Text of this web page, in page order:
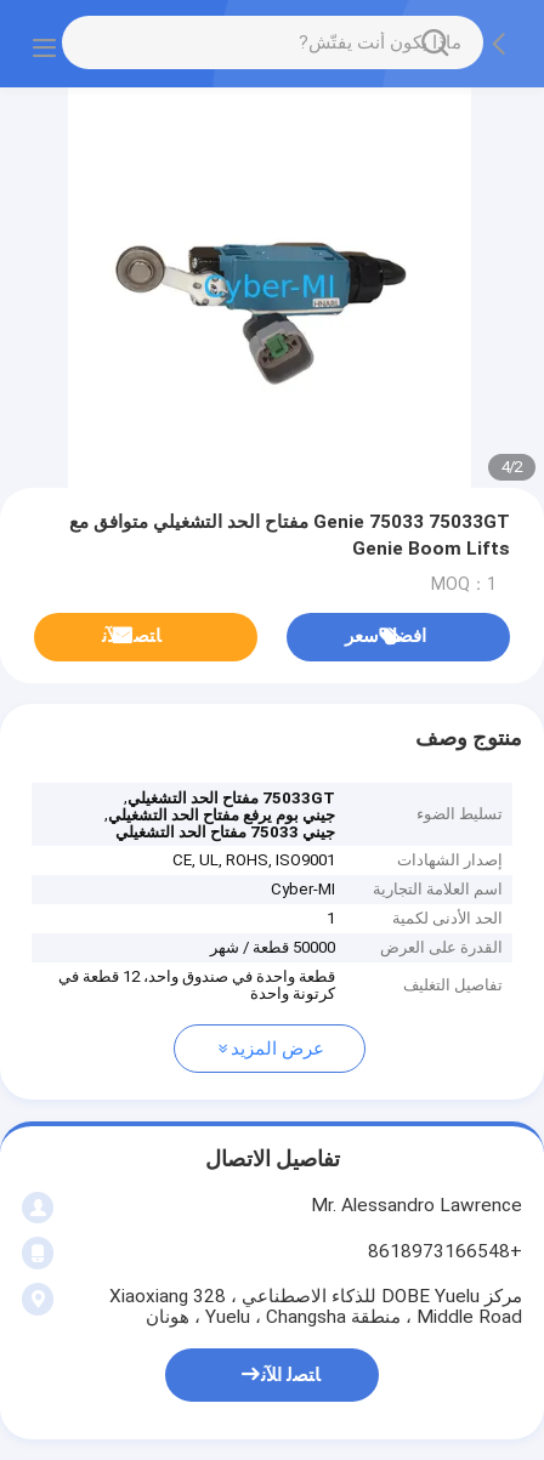
2
/
4
Genie 75033 75033GT مفتاح الحد التشغيلي متوافق مع
Genie Boom Lifts
MOQ：1
افضل سعر ﺎﺘﺼﻟ ﺍﻶﻧ
منتوج وصف
تسليط الضوء
75033GT مفتاح الحد التشغيلي
,
جيني بوم يرفع مفتاح الحد التشغيلي,
جيني 75033 مفتاح الحد التشغيلي
إصدار الشهادات
CE, UL, ROHS, ISO9001
اسم العلامة التجارية
Cyber-MI
الحد الأدنى لكمية
1
القدرة على العرض
50000 قطعة / شهر
تفاصيل التغليف
قطعة واحدة في صندوق واحد، 12 قطعة في
كرتونة واحدة
عرض المزيد
تفاصيل الاتصال
Mr. Alessandro Lawrence
+8618973166548
مركز DOBE Yuelu للذكاء الاصطناعي ، 328 Xiaoxiang
Middle Road ، منطقة Yuelu ، Changsha ، هونان
ﺎﺘﺼﻟ ﺍﻶﻧ